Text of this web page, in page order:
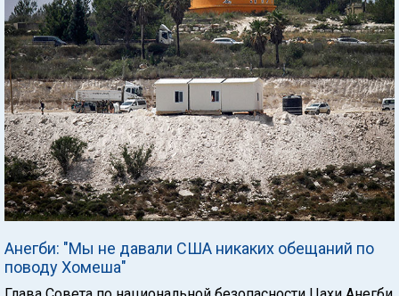
Анегби: "Мы не давали США никаких обещаний по
поводу Хомеша"